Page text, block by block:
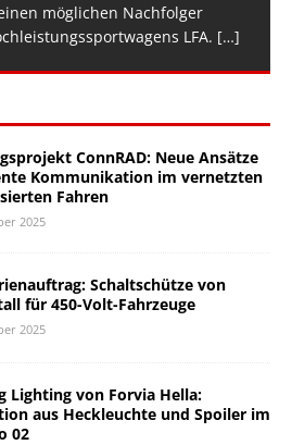
möglichen Nachfolger
LFA. […]
ConnRAD: Neue Ansätze
Kommunikation im vernetzten
Fahren
2025
Schaltschütze von
für 450-Volt-Fahrzeuge
2025
Lighting von Forvia Hella:
aus Heckleuchte und Spoiler im
02